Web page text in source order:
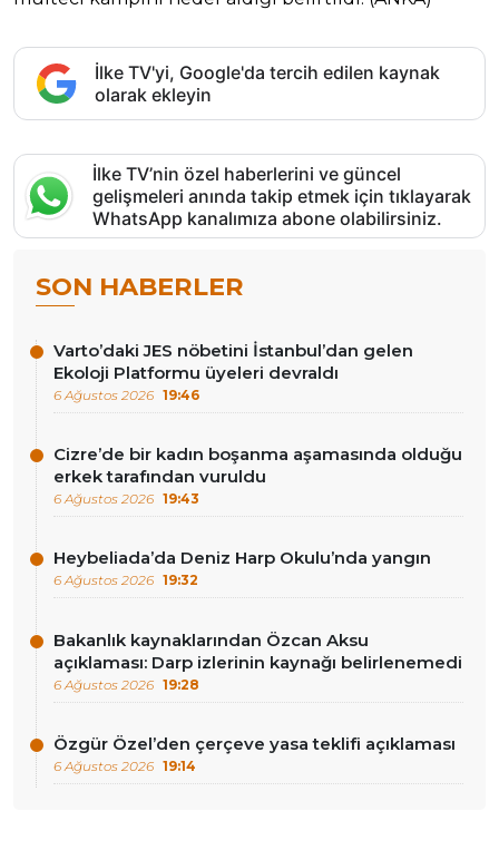
İlke TV'yi, Google'da tercih edilen kaynak
olarak ekleyin
İlke TV’nin özel haberlerini ve güncel
gelişmeleri anında takip etmek için tıklayarak
WhatsApp kanalımıza abone olabilirsiniz.
SON HABERLER
Varto’daki JES nöbetini İstanbul’dan gelen
Ekoloji Platformu üyeleri devraldı
6 Ağustos 2026 19:46
Cizre’de bir kadın boşanma aşamasında olduğu
erkek tarafından vuruldu
6 Ağustos 2026 19:43
Heybeliada’da Deniz Harp Okulu’nda yangın
6 Ağustos 2026 19:32
Bakanlık kaynaklarından Özcan Aksu
açıklaması: Darp izlerinin kaynağı belirlenemedi
6 Ağustos 2026 19:28
Özgür Özel’den çerçeve yasa teklifi açıklaması
6 Ağustos 2026 19:14